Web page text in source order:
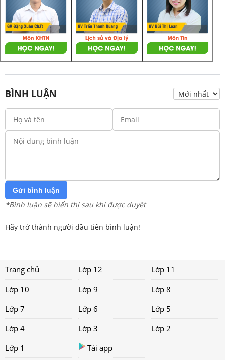
BÌNH LUẬN
Gửi bình luận
*Bình luận sẽ hiển thị sau khi được duyệt
Hãy trở thành người đầu tiên bình luận!
Trang chủ Lớp 12
Lớp 11
Lớp 10
Lớp 9
Lớp 8
Lớp 7
Lớp 6
Lớp 5
Lớp 4
Lớp 3
Lớp 2
Lớp 1
Tải app